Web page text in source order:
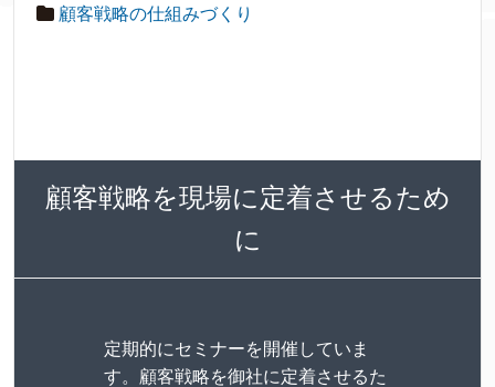
顧客戦略の仕組みづくり
顧客戦略を現場に定着させるため
に
定期的にセミナーを開催していま
す。顧客戦略を御社に定着させるた